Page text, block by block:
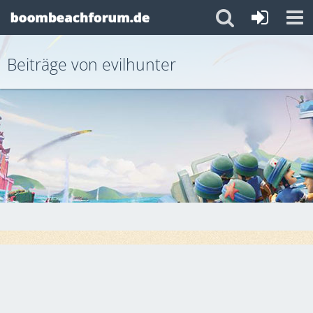
Beiträge von evilhunter